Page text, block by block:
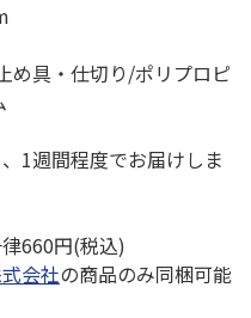
め具・仕切り/ポリプロピ
1週間程度でお届けしま
660円(税込)
会社の商品のみ同梱可能